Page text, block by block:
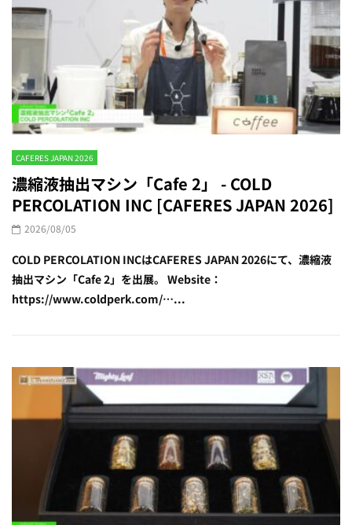
CAFERES JAPAN 2026
濃縮液抽出マシン「Cafe 2」 - COLD
PERCOLATION INC [CAFERES JAPAN 2026]
2026/08/05
COLD PERCOLATION INCはCAFERES JAPAN 2026にて、濃縮液
抽出マシン「Cafe 2」を出展。 Website：
https://www.coldperk.com/…...